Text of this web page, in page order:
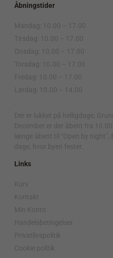
Åbningstider
Mandag: 10.00 – 17.00
Tirsdag: 10.00 – 17.00
Onsdag: 10.00 – 17.00
Torsdag: 10.00 – 17.00
Fredag: 10.00 – 17.00
Lørdag: 10.00 – 14.00
Der er lukket på helligdage,
December er der åbent fra
længe åbent til “Open by
dage, hvor byen fester.
Links
Kurv
Kontakt
Min Konto
Handelsbetingelser
Privatlivspolitik
Cookie politik